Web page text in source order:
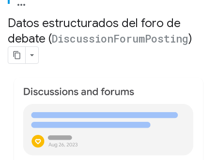
Datos estructurados del foro de
debate (DiscussionForumPosting)